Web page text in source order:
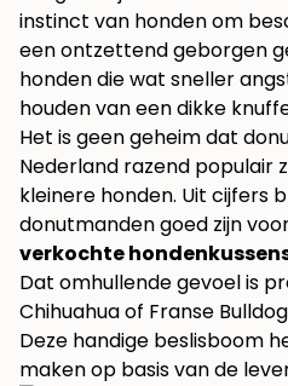
instinct van honden om
een ontzettend geborgen
honden die wat sneller
houden van een dikke
Het is geen geheim dat
Nederland razend populair
kleinere honden. Uit cijfers
donutmanden goed zijn
verkochte
Dat omhullende gevoel is
Chihuahua of Franse
Deze handige beslisboom
maken op basis van de